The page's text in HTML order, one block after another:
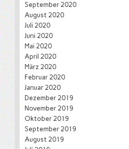
September 2020
August 2020
Juli 2020
Juni 2020
Mai 2020
April 2020
März 2020
Februar 2020
Januar 2020
Dezember 2019
November 2019
Oktober 2019
September 2019
August 2019